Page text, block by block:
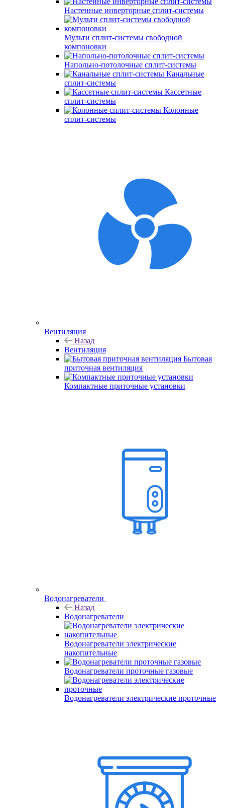
Настенные инверторные сплит-системы
Мульти сплит-системы свободной
компоновки
Напольно-потолочные сплит-системы
Канальные
сплит-системы
Кассетные
сплит-системы
Колонные
сплит-системы
Вентиляция
Назад
Вентиляция
Бытовая
приточная вентиляция
Компактные приточные установки
Водонагреватели
Назад
Водонагреватели
Водонагреватели электрические
накопительные
Водонагреватели проточные газовые
Водонагреватели электрические проточные